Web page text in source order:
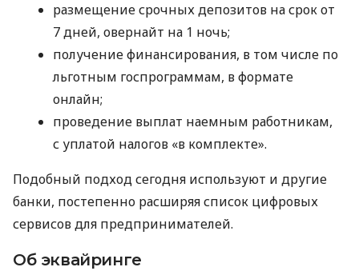
размещение срочных депозитов на срок от
7 дней, овернайт на 1 ночь;
получение финансирования, в том числе по
льготным госпрограммам, в формате
онлайн;
проведение выплат наемным работникам,
с уплатой налогов «в комплекте».
Подобный подход сегодня используют и другие
банки, постепенно расширяя список цифровых
сервисов для предпринимателей.
Об эквайринге